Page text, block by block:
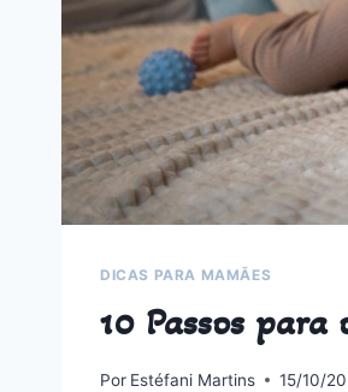
DICAS PARA MAMÃES
10 Passos
Por Estéfani Martins 15/10/